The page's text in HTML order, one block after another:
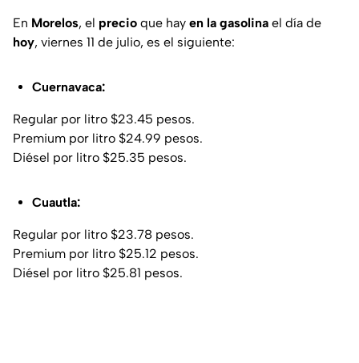
En Morelos, el precio que hay en la gasolina el día de
hoy, viernes 11 de julio, es el siguiente:
Cuernavaca:
Regular por litro $23.45 pesos.
Premium por litro $24.99 pesos.
Diésel por litro $25.35 pesos.
Cuautla:
Regular por litro $23.78 pesos.
Premium por litro $25.12 pesos.
Diésel por litro $25.81 pesos.